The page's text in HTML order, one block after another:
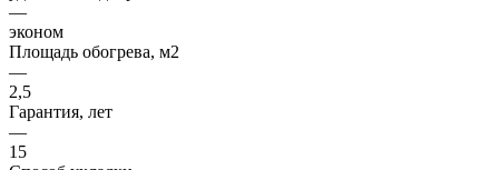
—
эконом
Площадь обогрева, м2
—
2,5
Гарантия, лет
—
15